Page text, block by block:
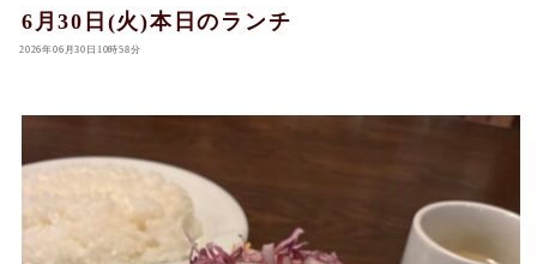
6月30日(火)本日のランチ
2026年06月30日10時58分